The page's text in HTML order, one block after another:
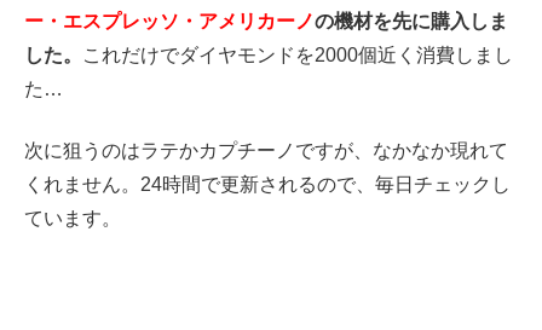
ー・エスプレッソ・アメリカーノの機材を先に購入しま
した。
これだけでダイヤモンドを2000個近く消費しまし
た…
次に狙うのはラテかカプチーノですが、なかなか現れて
くれません。24時間で更新されるので、毎日チェックし
ています。